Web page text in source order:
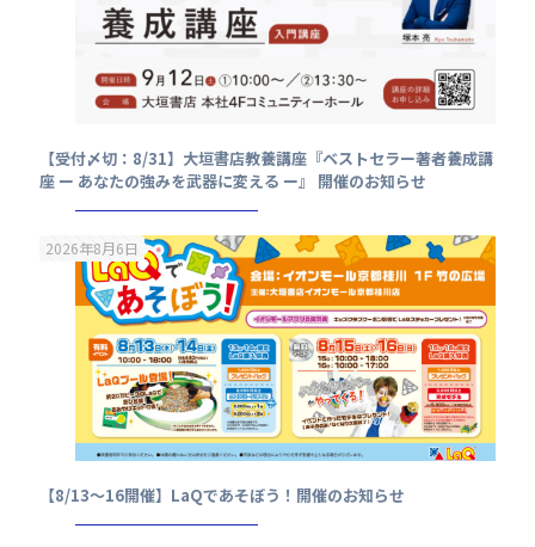
【受付〆切：8/31】大垣書店教養講座『ベストセラー著者養成講
座 ー あなたの強みを武器に変える ー』 開催のお知らせ
2026年8月6日
【8/13～16開催】LaQであそぼう！開催のお知らせ